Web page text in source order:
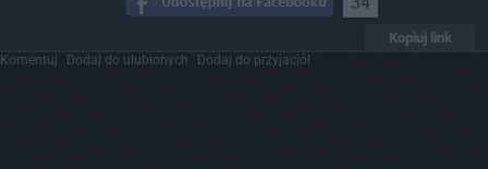
Kopiuj link
Komentuj Dodaj do ulubionych Dodaj do przyjaciół